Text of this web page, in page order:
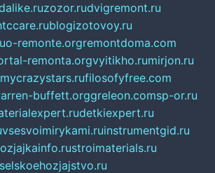
zozor.rudvigremont.ru
blogizotovoy.ru
o-remonte.orgremontdoma.com
remonta.orgvyitikho.rumirjon.ru
mycrazystars.rufilosofyfree.com
buffett.orggreleon.comsp-or.ru
detkiexpert.ru
vsesvoimirykami.ruinstrumentgid.ru
stroimaterials.ru
selskoehozjajstvo.ru